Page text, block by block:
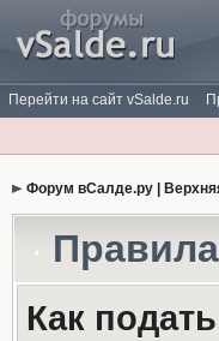
Перейти на сайт vSalde.ru
Форум вСалде.ру |
Как